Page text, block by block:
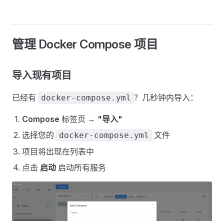
管理 Docker Compose 项目
导入现有项目
已经有 docker-compose.yml ？几秒钟内导入：
Compose 标签页 → "导入"
选择您的
docker-compose.yml
文件
项目将出现在列表中
点击 启动 启动所有服务